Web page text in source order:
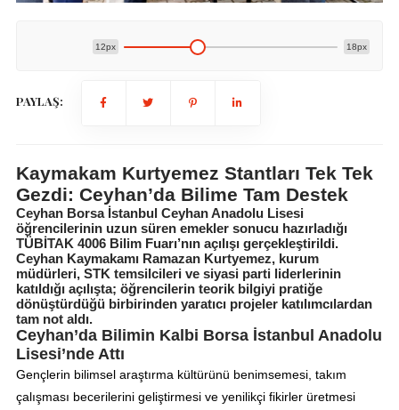
12px 18px
PAYLAŞ:
Kaymakam Kurtyemez Stantları Tek Tek
Gezdi: Ceyhan’da Bilime Tam Destek
Ceyhan Borsa İstanbul Ceyhan Anadolu Lisesi
öğrencilerinin uzun süren emekler sonucu hazırladığı
TÜBİTAK 4006 Bilim Fuarı’nın açılışı gerçekleştirildi.
Ceyhan Kaymakamı Ramazan Kurtyemez, kurum
müdürleri, STK temsilcileri ve siyasi parti liderlerinin
katıldığı açılışta; öğrencilerin teorik bilgiyi pratiğe
dönüştürdüğü birbirinden yaratıcı projeler katılımcılardan
tam not aldı.
Ceyhan’da Bilimin Kalbi Borsa İstanbul Anadolu
Lisesi’nde Attı
Gençlerin bilimsel araştırma kültürünü benimsemesi, takım
çalışması becerilerini geliştirmesi ve yenilikçi fikirler üretmesi